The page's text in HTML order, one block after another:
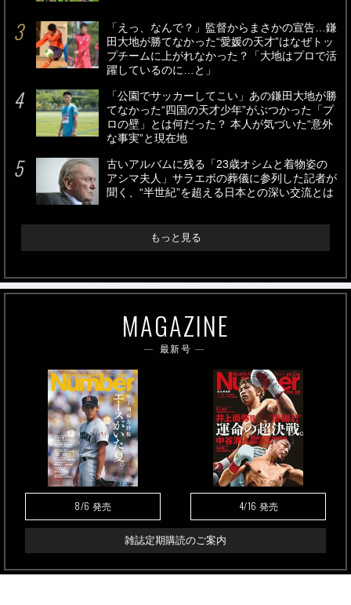
「えっ、なんで？」監督からまさかの宣告…鎌
田大地が勝てなかった“愛媛の天才”はなぜトッ
プチームに上がれなかった？「大地はプロで活
躍しているのに…と」
「公園でサッカーしてこい」あの鎌田大地が勝
てなかった“四国の天才少年”がぶつかった「プ
ロの壁」とは何だった？ 本人が気づいた“意外
な事実”と現在地
古いアルバムに残る「23歳オシムと着物姿の
アシマ夫人」サラエボの葬儀に参列した記者が
聞く、“半世紀”を超える日本との深い交流とは
もっと見る
MAGAZINE
最新号
8/6 発売 4/16 発売
雑誌定期購読のご案内